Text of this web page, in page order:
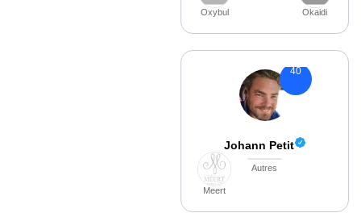
Oxybul Okaidi
40
Johann Petit
Meert
Autres